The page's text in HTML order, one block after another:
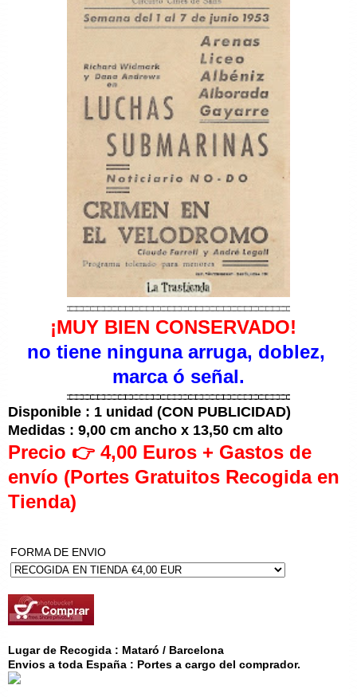
¡MUY BIEN CONSERVADO!
no tiene ninguna arruga, doblez,
marca ó señal.
Disponible : 1 unidad (CON PUBLICIDAD)
Medidas : 9,00 cm ancho x 13,50 cm alto
Precio 👉 4,00 Euros + Gastos de
envío (Portes Gratuitos Recogida en
Tienda)
FORMA DE ENVIO
Lugar de Recogida : Mataró / Barcelona
Envios a toda España : Portes a cargo del comprador.